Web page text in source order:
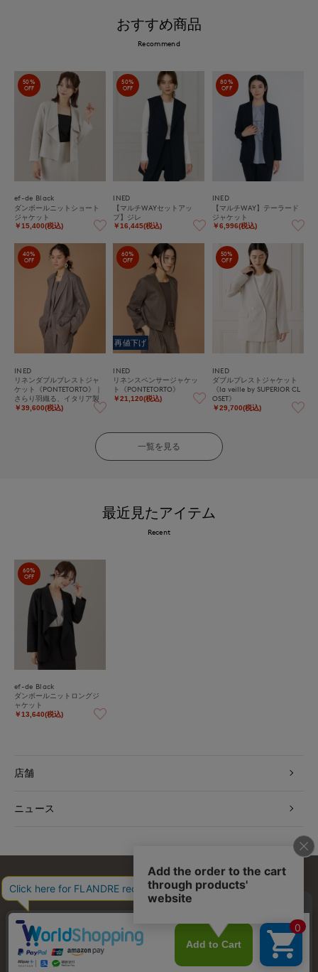
おすすめ商品
Recommend
50%
OFF
ef-de Black
ダンボールニットショート
ジャケット
￥15,400(税込)
50%
OFF
INED
【マルチWAYセットアッ
プ】ジレ
￥16,445(税込)
80%
OFF
INED
【マルチWAY】テーラード
ジャケット
￥6,996(税込)
40%
OFF
INED
リネンダブルブレストジャ
ケット《PONTETORTO》｜
さらり羽織る、イタリア製
上質リネンのこなれダブル
￥39,600(税込)
60%
OFF
再値下げ
INED
リネンスペンサージャケッ
ト《PONTETORTO》
￥21,120(税込)
50%
OFF
INED
ダブルブレストジャケット
《la veille by SUPERIOR CL
OSET》
￥29,700(税込)
一覧を見る
最近見たアイテム
Recent
60%
OFF
ef-de Black
ダンボールニットロングジ
ャケット
￥13,640(税込)
店舗
ニュース
お問い合わせ 利用規約 会社概要 プライバシーポリシー
特定商取引・古物営業法に基づく表示 店舗リスト